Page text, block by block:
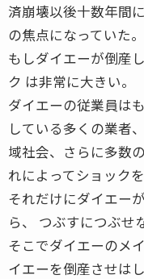
済崩壊以後十数年間
の焦点になっていた。
もしダイエーが倒産
ク は非常に大きい。
ダイエーの従業員は
している多くの業者
域社会、さらに多数
れによってショック
それだけにダイエー
ら、 つぶすにつぶせ
そこでダイエーのメ
イエーを倒産させは